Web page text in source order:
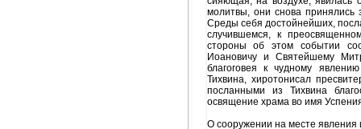
молитвы, они снова принялись
Среды себя достойнейших,
случившемся, к
стороны об этом событии
Иоановичу и Святейшему
благоговея к чудному
Тихвина, хиротонисал
посланными из Тихвина
освящение храма во имя
О сооружении на месте